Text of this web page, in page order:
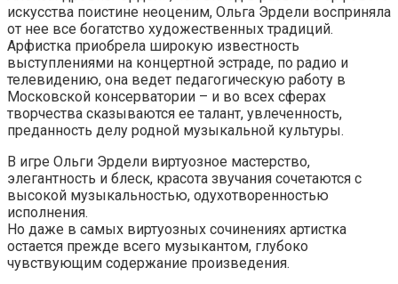
искусства поистине неоценим, Ольга Эрдели восприняла
от нее все богатство художественных традиций.
Арфистка приобрела широкую известность
выступлениями на концертной эстраде, по радио и
телевидению, она ведет педагогическую работу в
Московской консерватории – и во всех сферах
творчества сказываются ее талант, увлеченность,
преданность делу родной музыкальной культуры.
В игре Ольги Эрдели виртуозное мастерство,
элегантность и блеск, красота звучания сочетаются с
высокой музыкальностью, одухотворенностью
исполнения.
Но даже в самых виртуозных сочинениях артистка
остается прежде всего музыкантом, глубоко
чувствующим содержание произведения.